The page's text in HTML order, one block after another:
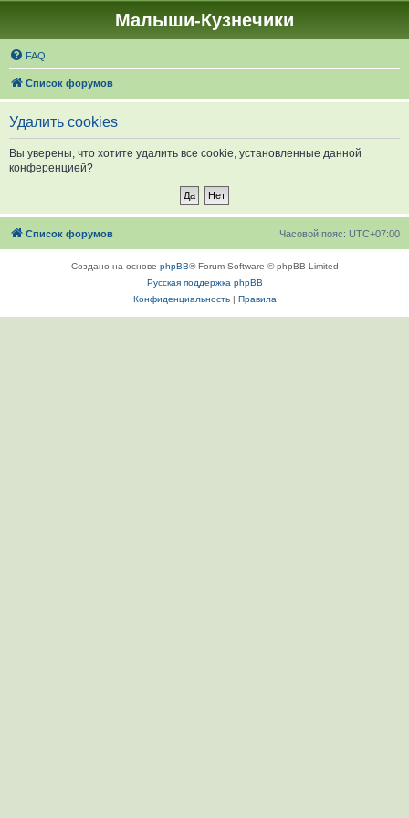
Малыши-Кузнечики
FAQ
Список форумов
Удалить cookies
Вы уверены, что хотите удалить все cookie, установленные данной
конференцией?
Список форумов Часовой пояс: UTC+07:00
Создано на основе phpBB® Forum Software © phpBB Limited
Русская поддержка phpBB
Конфиденциальность| Правила